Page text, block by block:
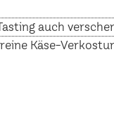
auch
Käse-